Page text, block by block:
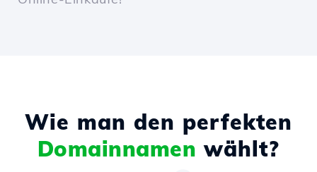
Wie man den perfekten
Domainnamen wählt?